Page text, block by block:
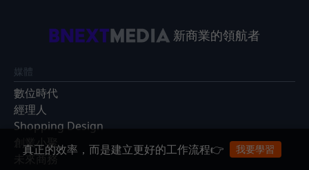
新商業的領航者
媒體
數位時代
經理人
Shopping Design
創業小聚
未來商務
真正的效率，而是建立更好的工作流程👉 我要學習